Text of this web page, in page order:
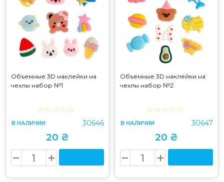
Объемные 3D наклейки на
чехлы набор №1
В НАЛИЧИИ 30646
20 ₴
Объемные 3D наклейки на
чехлы набор №2
В НАЛИЧИИ 30647
20 ₴